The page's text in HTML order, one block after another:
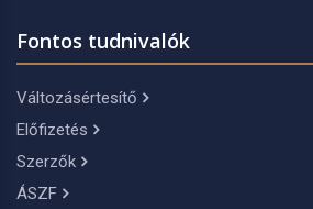
Fontos tudnivalók
Változásértesítő
Előfizetés
Szerzők
ÁSZF